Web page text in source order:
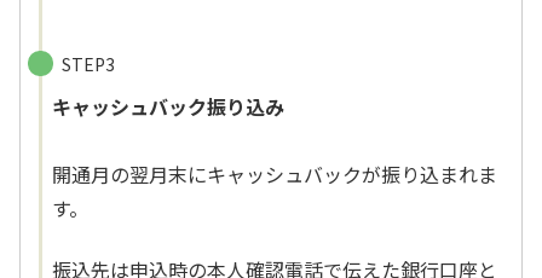
STEP3
キャッシュバック振り込み
開通月の翌月末にキャッシュバックが振り込まれま
す。
振込先は申込時の本人確認電話で伝えた銀行口座と